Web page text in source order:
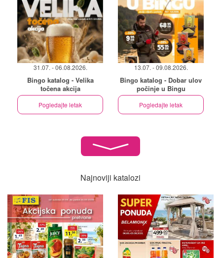
31.07. - 06.08.2026.
Bingo katalog - Velika
točena akcija
Pogledajte letak
13.07. - 09.08.2026.
Bingo katalog - Dobar ulov
počinje u Bingu
Pogledajte letak
Najnoviji katalozi